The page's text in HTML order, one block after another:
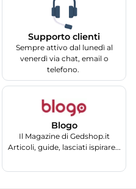
Supporto clienti
Sempre attivo dal lunedì al
venerdì via chat, email o
telefono.
Blogo
Il Magazine di Gedshop.it
Articoli, guide, lasciati ispirare...